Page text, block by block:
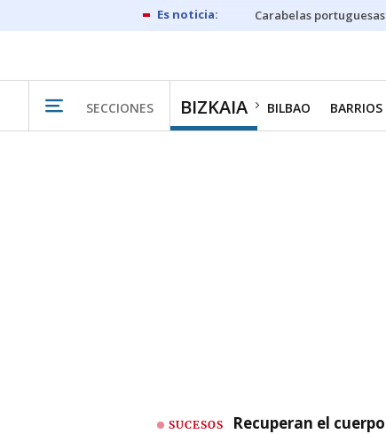
Carabelas portuguesas
SECCIONES BIZKAIA BILBAO BARRIOS
SUCESOS Recuperan el